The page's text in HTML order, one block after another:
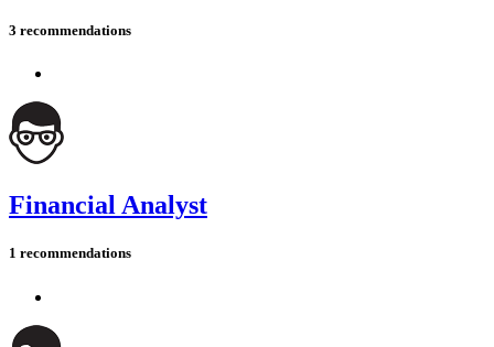
3 recommendations
Financial Analyst
1 recommendations